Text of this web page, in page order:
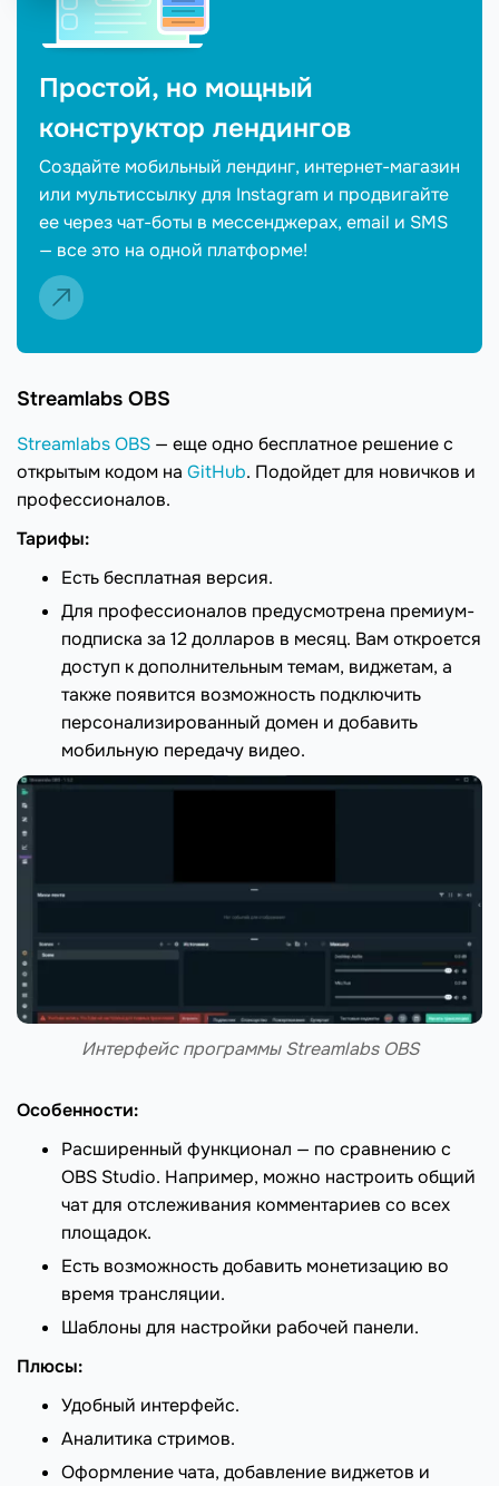
Простой, но мощный
конструктор лендингов
Создайте мобильный лендинг, интернет-магазин
или мультиссылку для Instagram и продвигайте
ее через чат-боты в мессенджерах, email и SMS
— все это на одной платформе!
Streamlabs OBS
Streamlabs OBS — еще одно бесплатное решение с
открытым кодом на GitHub. Подойдет для новичков и
профессионалов.
Тарифы:
Есть бесплатная версия.
Для профессионалов предусмотрена премиум-
подписка за 12 долларов в месяц. Вам откроется
доступ к дополнительным темам, виджетам, а
также появится возможность подключить
персонализированный домен и добавить
мобильную передачу видео.
Интерфейс программы Streamlabs OBS
Особенности:
Расширенный функционал — по сравнению с
OBS Studio. Например, можно настроить общий
чат для отслеживания комментариев со всех
площадок.
Есть возможность добавить монетизацию во
время трансляции.
Шаблоны для настройки рабочей панели.
Плюсы:
Удобный интерфейс.
Аналитика стримов.
Оформление чата, добавление виджетов и